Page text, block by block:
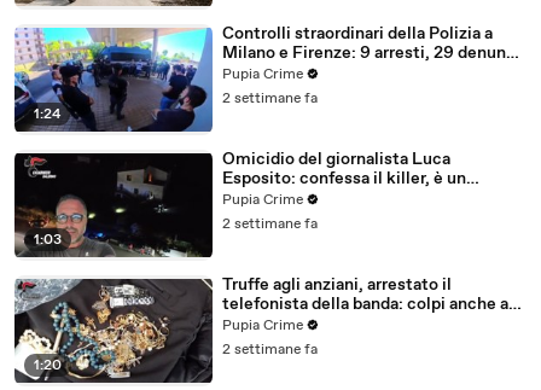
1:24
Controlli straordinari della Polizia a
Milano e Firenze: 9 arresti, 29 denunce
e oltre 7mila persone identificate
(25.07.26)
Pupia Crime
2 settimane fa
1:03
Omicidio del giornalista Luca
Esposito: confessa il killer, è un
26enne tunisino (25.07.26)
Pupia Crime
2 settimane fa
1:20
Truffe agli anziani, arrestato il
telefonista della banda: colpi anche ad
Aversa, oltre 300mila euro il bottino
stimato (24.07.26)
Pupia Crime
2 settimane fa